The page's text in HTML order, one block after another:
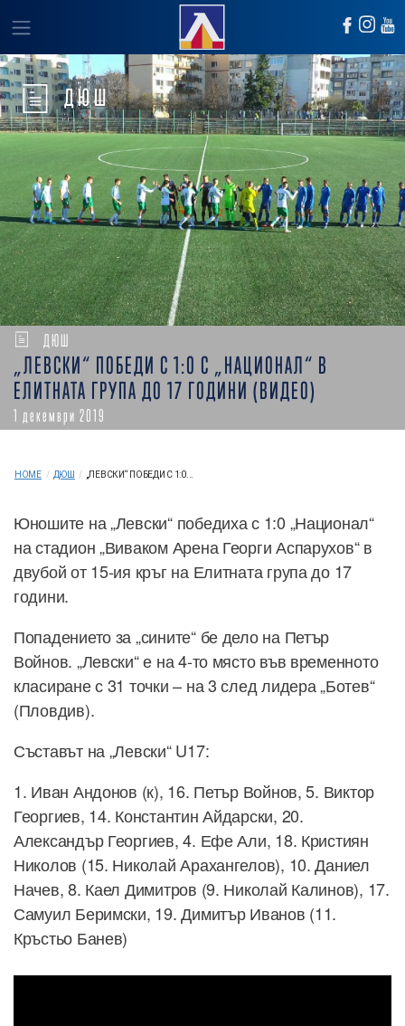
ДЮШ
ДЮШ
„ЛЕВСКИ“ ПОБЕДИ С 1:0 С „НАЦИОНАЛ“ В
ЕЛИТНАТА ГРУПА ДО 17 ГОДИНИ (ВИДЕО)
1 декември 2019
HOME / ДЮШ / „ЛЕВСКИ“ ПОБЕДИ С 1:0...
Юношите на „Левски“ победиха с 1:0 „Национал“
на стадион „Виваком Арена Георги Аспарухов“ в
двубой от 15-ия кръг на Елитната група до 17
години.
Попадението за „сините“ бе дело на Петър
Войнов. „Левски“ е на 4-то място във временното
класиране с 31 точки – на 3 след лидера „Ботев“
(Пловдив).
Съставът на „Левски“ U17:
1. Иван Андонов (к), 16. Петър Войнов, 5. Виктор
Георгиев, 14. Константин Айдарски, 20.
Александър Георгиев, 4. Ефе Али, 18. Кристиян
Николов (15. Николай Арахангелов), 10. Даниел
Начев, 8. Каел Димитров (9. Николай Калинов), 17.
Самуил Беримски, 19. Димитър Иванов (11.
Кръстьо Банев)